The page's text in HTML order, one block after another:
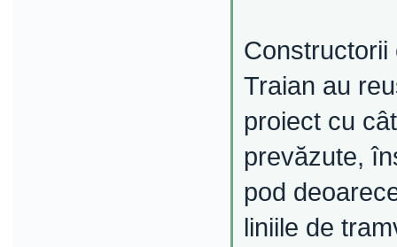
Constructorii
Traian au
proiect cu
prevăzute,
pod
liniile de